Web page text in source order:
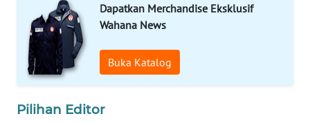
Dapatkan Merchandise Eksklusif
Wahana News
Buka Katalog
Pilihan Editor
LAPAK
WAHANA
Wahana